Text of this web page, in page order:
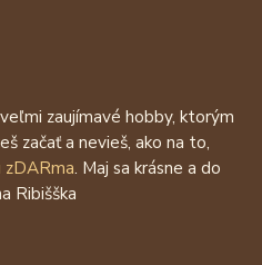
zaujímavé hobby, ktorým
začať a nevieš, ako na to,
zDARma. Maj sa krásne a do
Ribišška